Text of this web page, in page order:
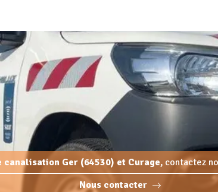
canalisation Ger (64530) et Curage, contactez
Nous contacter